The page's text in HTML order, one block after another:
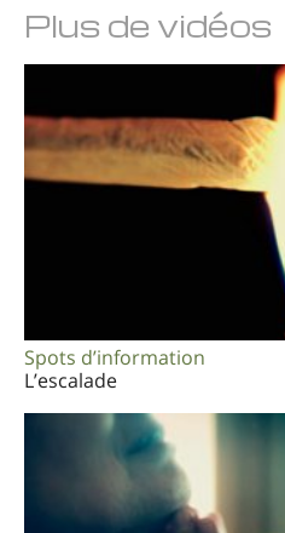
Plus de vidéos
Spots d’information
L’escalade